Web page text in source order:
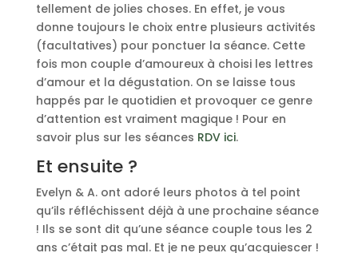
tellement de jolies choses. En effet, je vous
donne toujours le choix entre plusieurs activités
(facultatives) pour ponctuer la séance. Cette
fois mon couple d’amoureux à choisi les lettres
d’amour et la dégustation. On se laisse tous
happés par le quotidien et provoquer ce genre
d’attention est vraiment magique ! Pour en
savoir plus sur les séances RDV ici.
Et ensuite ?
Evelyn & A. ont adoré leurs photos à tel point
qu’ils réfléchissent déjà à une prochaine séance
! Ils se sont dit qu’une séance couple tous les 2
ans c’était pas mal. Et je ne peux qu’acquiescer !